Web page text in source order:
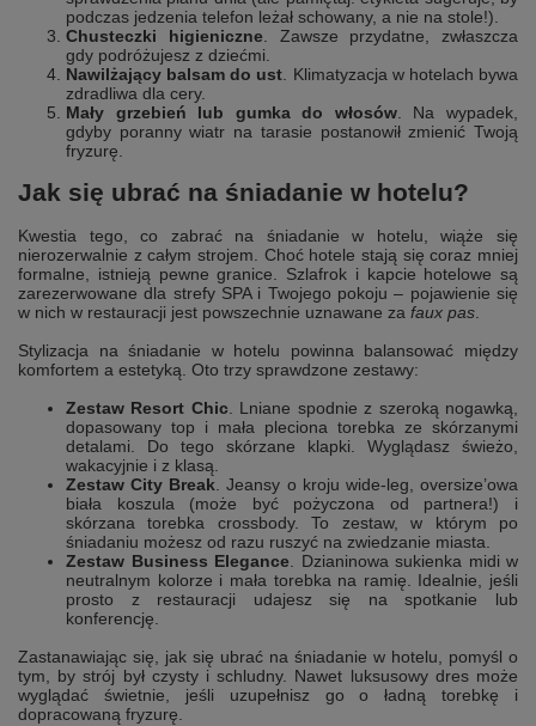
podczas jedzenia telefon leżał schowany, a nie na stole!).
Chusteczki higieniczne. Zawsze przydatne, zwłaszcza
gdy podróżujesz z dziećmi.
Nawilżający balsam do ust . Klimatyzacja w hotelach bywa
zdradliwa dla cery.
Mały grzebień lub gumka do włosów. Na wypadek,
gdyby poranny wiatr na tarasie postanowił zmienić Twoją
fryzurę.
Jak się ubrać na śniadanie w hotelu?
Kwestia tego, co zabrać na śniadanie w hotelu, wiąże się
nierozerwalnie z całym strojem. Choć hotele stają się coraz mniej
formalne, istnieją pewne granice. Szlafrok i kapcie hotelowe są
zarezerwowane dla strefy SPA i Twojego pokoju – pojawienie się
w nich w restauracji jest powszechnie uznawane za faux pas
Stylizacja na śniadanie w hotelu powinna balansować między
komfortem a estetyką. Oto trzy sprawdzone zestawy:
Zestaw Resort Chic. Lniane spodnie z szeroką nogawką,
dopasowany top i mała pleciona torebka ze skórzanymi
detalami. Do tego skórzane klapki. Wyglądasz świeżo,
wakacyjnie i z klasą.
Zestaw City Break . Jeansy o kroju wide-leg, oversize’owa
biała koszula (może być pożyczona od partnera!) i
skórzana torebka crossbody. To zestaw, w którym po
śniadaniu możesz od razu ruszyć na zwiedzanie miasta.
Zestaw Business Elegance . Dzianinowa sukienka midi w
neutralnym kolorze i mała torebka na ramię. Idealnie, jeśli
prosto z restauracji udajesz się na spotkanie lub
konferencję.
Zastanawiając się, jak się ubrać na śniadanie w hotelu, pomyśl o
tym, by strój był czysty i schludny. Nawet luksusowy dres może
wyglądać świetnie, jeśli uzupełnisz go o ładną torebkę i
dopracowaną fryzurę.